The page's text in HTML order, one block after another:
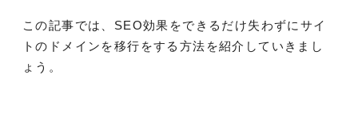
この記事では、SEO効果をできるだけ失わずにサイ
トのドメインを移行をする方法を紹介していきまし
ょう。